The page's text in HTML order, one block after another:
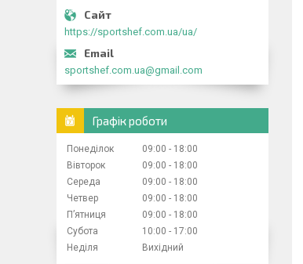
https://sportshef.com.ua/ua/
sportshef.com.ua@gmail.com
Графік роботи
Понеділок 09:00
18:00
Вівторок
09:00
18:00
Середа
09:00
18:00
Четвер
09:00
18:00
Пʼятниця
09:00
18:00
Субота
10:00
17:00
Неділя
Вихідний